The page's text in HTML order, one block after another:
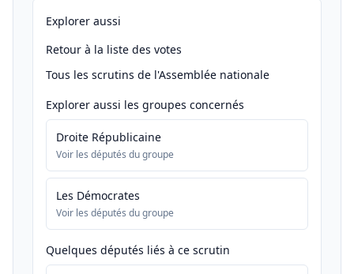
Explorer aussi
Retour à la liste des votes
Tous les scrutins de l'Assemblée nationale
Explorer aussi les groupes concernés
Droite Républicaine
Voir les députés du groupe
Les Démocrates
Voir les députés du groupe
Quelques députés liés à ce scrutin